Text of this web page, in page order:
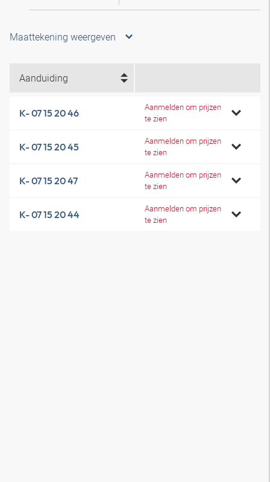
Maattekening weergeven
Aanduiding
K- 07 15 20 46
Aanmelden om prijzen
te zien
K- 07 15 20 45
Aanmelden om prijzen
te zien
K- 07 15 20 47
Aanmelden om prijzen
te zien
K- 07 15 20 44
Aanmelden om prijzen
te zien